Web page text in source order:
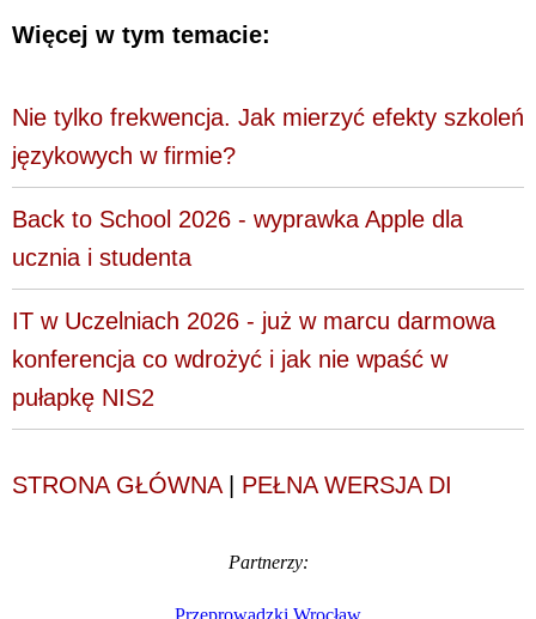
Więcej w tym temacie:
Nie tylko frekwencja. Jak mierzyć efekty szkoleń
językowych w firmie?
Back to School 2026 - wyprawka Apple dla
ucznia i studenta
IT w Uczelniach 2026 - już w marcu darmowa
konferencja co wdrożyć i jak nie wpaść w
pułapkę NIS2
STRONA GŁÓWNA| PEŁNA WERSJA DI
Partnerzy:
Przeprowadzki Wrocław